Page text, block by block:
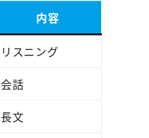
内容
リスニング
会話
長文